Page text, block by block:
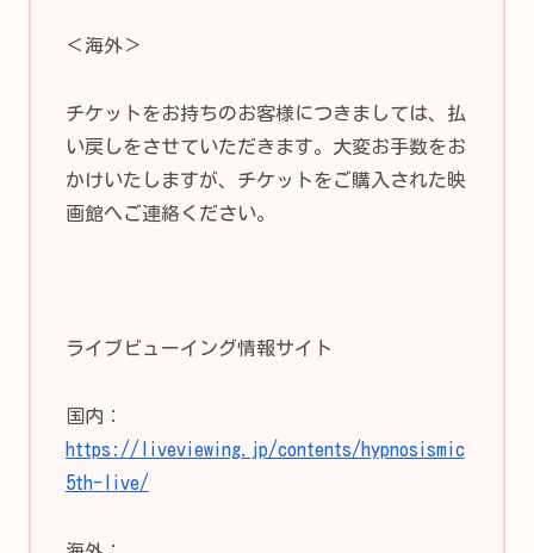
＜海外＞
チケットをお持ちのお客様につきましては、払
い戻しをさせていただきます。大変お手数をお
かけいたしますが、チケットをご購入された映
画館へご連絡ください。
ライブビューイング情報サイト
国内：
https://liveviewing.jp/contents/hypnosismic
5th-live/